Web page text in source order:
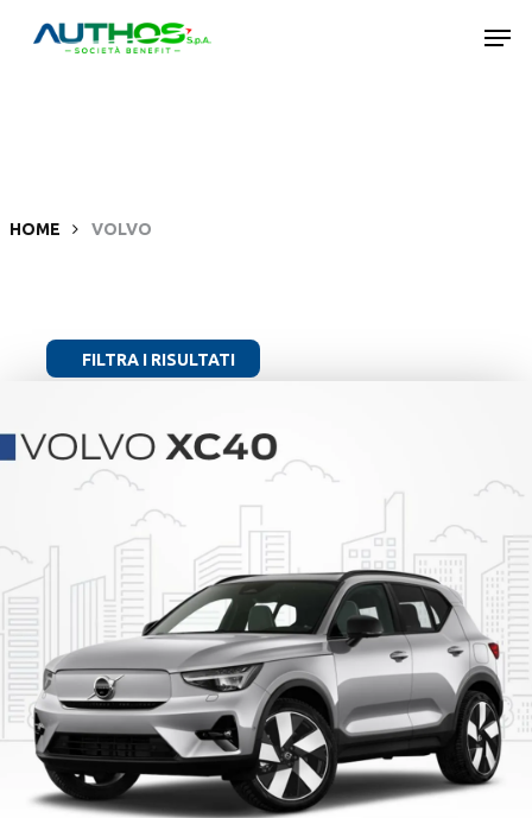
HOME VOLVO
FILTRA I RISULTATI
Ricerca per Alimentazione